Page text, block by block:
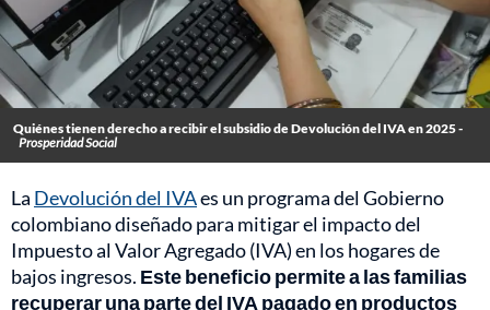
Quiénes tienen derecho a recibir el subsidio de Devolución del IVA en 2025 -
Prosperidad Social
La Devolución del IVAes un programa del Gobierno
colombiano diseñado para mitigar el impacto del
Impuesto al Valor Agregado (IVA) en los hogares de
bajos ingresos. Este beneficio permite a las familias
recuperar una parte del IVA pagado en productos